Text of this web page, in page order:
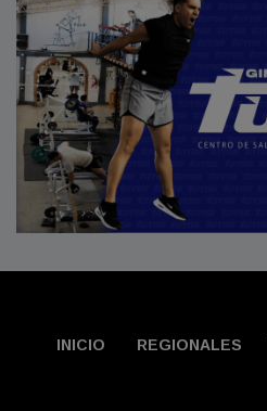
INICIO REGIONALES